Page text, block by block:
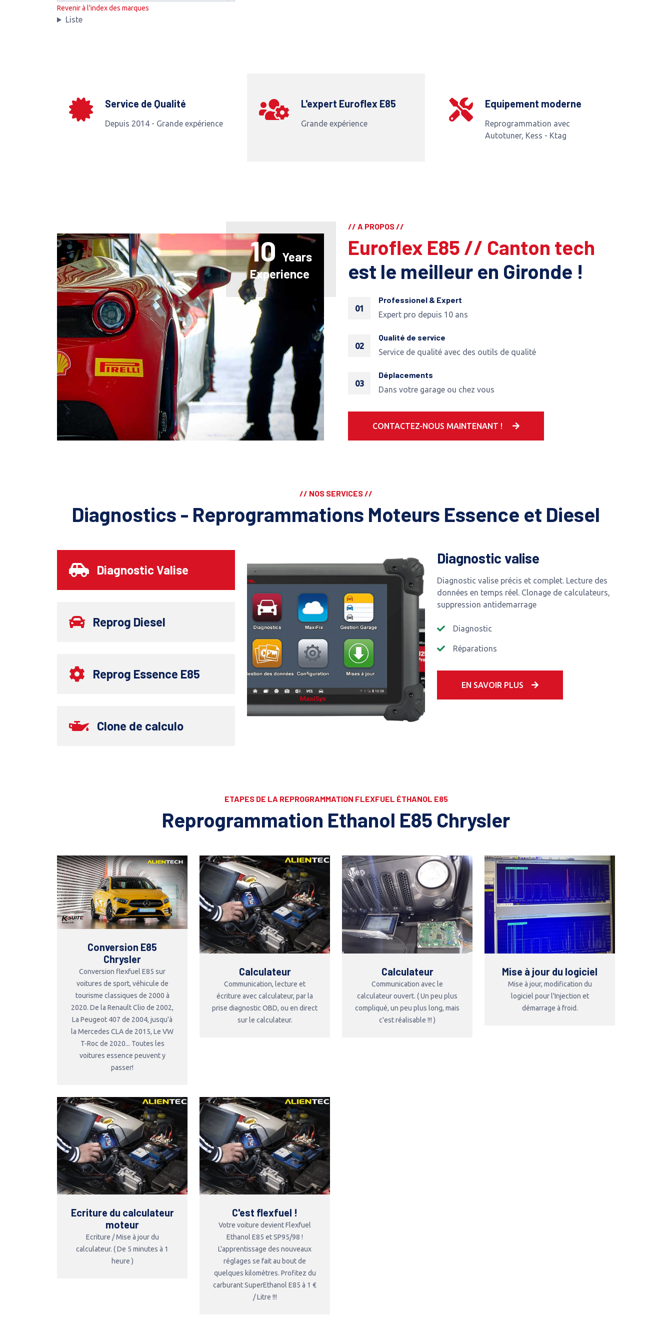
Revenir à l'index des marques
Liste
Service de Qualité
Depuis 2014 - Grande expérience
L'expert Euroflex E85
Grande expérience
Equipement moderne
Reprogrammation avec
Autotuner, Kess - Ktag
10 Years
Experience
// A PROPOS //
Euroflex E85 // Canton tech
est le meilleur en Gironde !
01
Professionel & Expert
Expert pro depuis 10 ans
02
Qualité de service
Service de qualité avec des outils de qualité
03
Déplacements
Dans votre garage ou chez vous
CONTACTEZ-NOUS MAINTENANT !
// NOS SERVICES //
Diagnostics - Reprogrammations Moteurs Essence et Diesel
Diagnostic Valise
Reprog Diesel
Reprog Essence E85
Clone de calculo
Diagnostic valise
Diagnostic valise précis et complet. Lecture des
données en temps réel. Clonage de calculateurs,
suppression antidemarrage
Diagnostic
Réparations
EN SAVOIR PLUS
ETAPES DE LA REPROGRAMMATION FLEXFUEL ÉTHANOL E85
Reprogrammation Ethanol E85 Chrysler
Conversion E85
Chrysler
Conversion flexfuel E85 sur
voitures de sport, véhicule de
tourisme classiques de 2000 à
2020. De la Renault Clio de 2002,
La Peugeot 407 de 2004, jusqu'à
la Mercedes CLA de 2015, Le VW
T-Roc de 2020... Toutes les
voitures essence peuvent y
passer!
Calculateur
Communication, lecture et
écriture avec calculateur, par la
prise diagnostic OBD, ou en direct
sur le calculateur.
Calculateur
Communication avec le
calculateur ouvert. ( Un peu plus
compliqué, un peu plus long, mais
c'est réalisable !!! )
Mise à jour du logiciel
Mise à jour, modification du
logiciel pour l'Injection et
démarrage à froid.
Ecriture du calculateur
moteur
Ecriture / Mise à jour du
calculateur. ( De 5 minutes à 1
heure )
C'est flexfuel !
Votre voiture devient Flexfuel
Ethanol E85 et SP95/98 !
L'apprentissage des nouveaux
réglages se fait au bout de
quelques kilomètres. Profitez du
carburant SuperEthanol E85 à 1 €
/ Litre !!!